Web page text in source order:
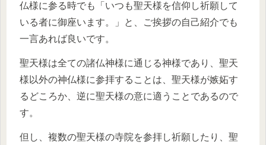
仏様に参る時でも「いつも聖天様を信仰し祈願して
いる者に御座います。」と、ご挨拶の自己紹介でも
一言あれば良いです。
聖天様は全ての諸仏神様に通じる神様であり、聖天
様以外の神仏様に参拝することは、聖天様が嫉妬す
るどころか、逆に聖天様の意に適うことであるので
す。
但し、複数の聖天様の寺院を参拝し祈願したり、聖